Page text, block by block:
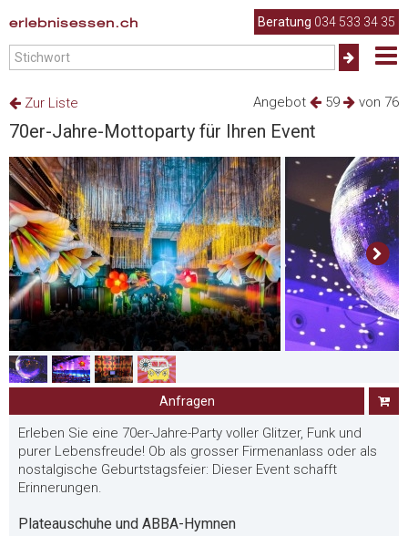
erlebnisessen.ch Beratung 034 533 34 35
Angebot 59 von 76
Zur Liste
70er-Jahre-Mottoparty für Ihren Event
Anfragen
Erleben Sie eine 70er-Jahre-Party voller Glitzer, Funk und
purer Lebensfreude! Ob als grosser Firmenanlass oder als
nostalgische Geburtstagsfeier: Dieser Event schafft
Erinnerungen.
Plateauschuhe und ABBA-Hymnen